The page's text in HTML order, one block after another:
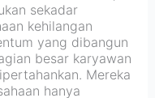
sekadar
kehilangan
yang dibangun
besar karyawan
Mereka
hanya